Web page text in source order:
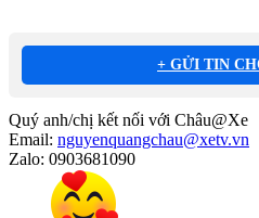
+ GỬI TIN
Quý anh/chị kết nối với Châu@Xe
Email: nguyenquangchau@xetv.vn
Zalo: 0903681090